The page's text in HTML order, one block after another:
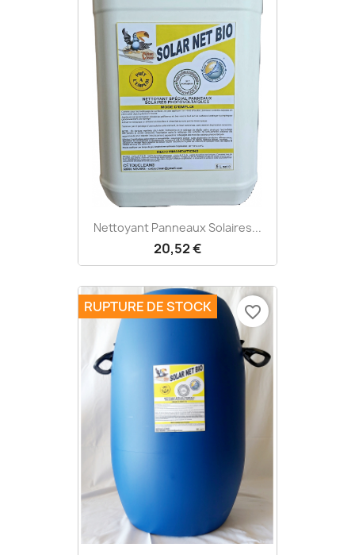
Nettoyant Panneaux Solaires...
20,52 €
RUPTURE DE STOCK favorite_border